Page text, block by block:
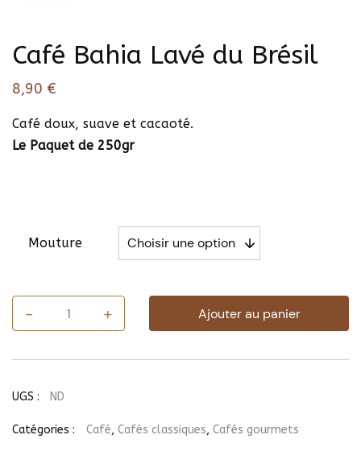
Café Bahia Lavé du Brésil
8,90 €
Café doux, suave et cacaoté.
Le Paquet de 250gr
Mouture
-
quantité
de
du
+ Ajouter au panier
UGS : ND
Catégories : Café, Cafés classiques, Cafés gourmets